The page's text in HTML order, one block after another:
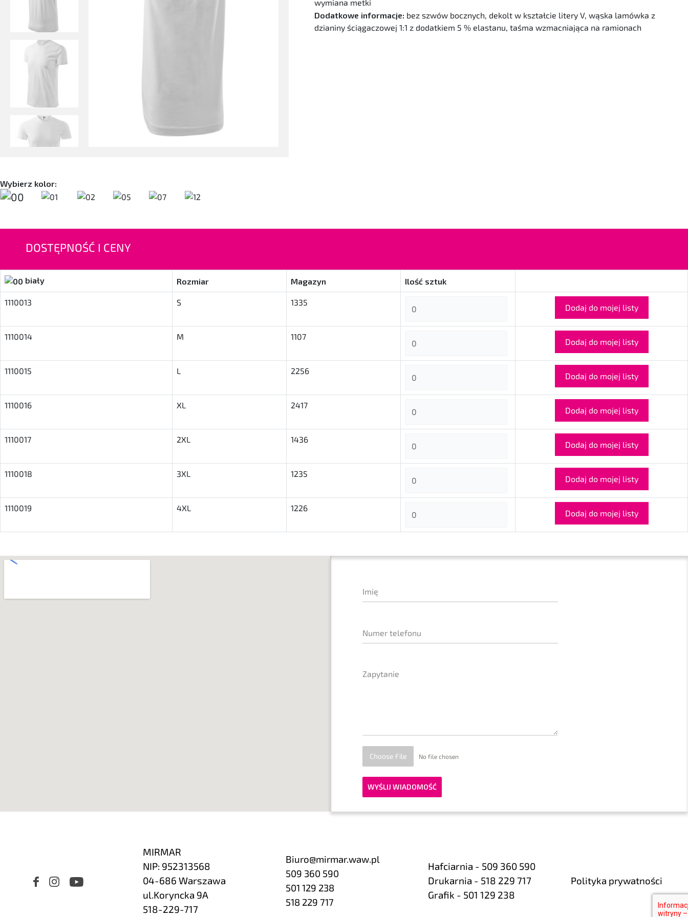
wymiana metki
Dodatkowe informacje: bez szwów bocznych, dekolt w kształcie litery V, wąska lamówka z
dzianiny ściągaczowej 1:1 z dodatkiem 5 % elastanu, taśma wzmacniająca na ramionach
Wybierz kolor:
DOSTĘPNOŚĆ I CENY
biały Rozmiar Magazyn Ilość sztuk
1110013 S 1335
Dodaj do mojej listy
1110014 M 1107
Dodaj do mojej listy
1110015 L 2256
Dodaj do mojej listy
1110016 XL 2417
Dodaj do mojej listy
1110017 2XL 1436
Dodaj do mojej listy
1110018 3XL 1235
Dodaj do mojej listy
1110019 4XL 1226
Dodaj do mojej listy
Imię
Numer telefonu
Zapytanie
Choose File No file chosen
WYŚLIJ WIADOMOŚĆ
MIRMAR
NIP: 952313568
04-686 Warszawa
ul.Koryncka 9A
518-229-717
Biuro@mirmar.waw.pl
509 360 590
501 129 238
518 229 717
Hafciarnia - 509 360 590
Drukarnia - 518 229 717
Grafik - 501 129 238
Polityka prywatności